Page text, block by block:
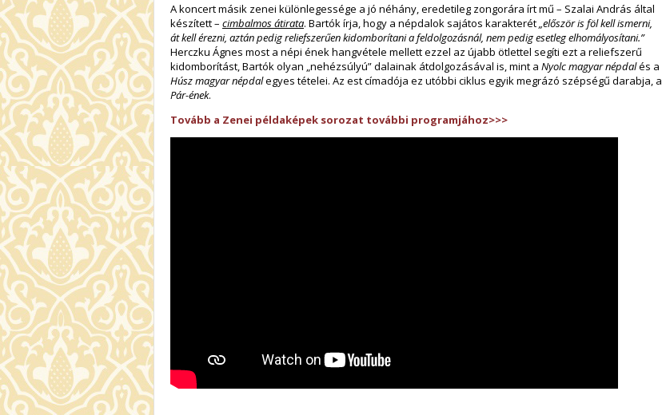
A koncert másik zenei különlegessége a jó néhány, eredetileg zongorára írt mű – Szalai András által
készített – cimbalmos átirata. Bartók írja, hogy a népdalok sajátos karakterét „először is föl kell ismerni,
át kell érezni, aztán pedig reliefszerűen kidomborítani a feldolgozásnál, nem pedig esetleg elhomályosítani.”
Herczku Ágnes most a népi ének hangvétele mellett ezzel az újabb ötlettel segíti ezt a reliefszerű
kidomborítást, Bartók olyan „nehézsúlyú” dalainak átdolgozásával is, mint a Nyolc magyarnépdalés a
Húsz magyar népdalegyes tételei. Az est címadója ez utóbbi ciklus egyik megrázó szépségű darabja, a
Pár-ének.
Tovább a Zenei példaképek sorozat további programjához>>>